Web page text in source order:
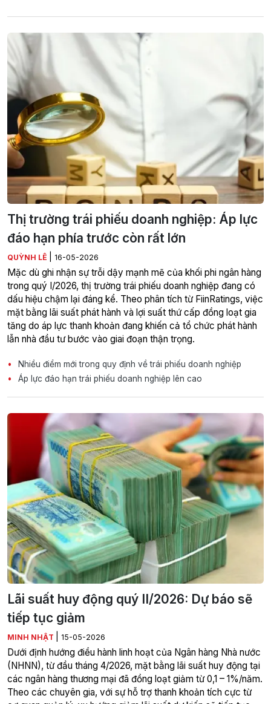
Thị trường trái phiếu doanh nghiệp: Áp lực
đáo hạn phía trước còn rất lớn
QUỲNH LÊ 16-05-2026
Mặc dù ghi nhận sự trỗi dậy mạnh mẽ của khối phi ngân hàng
trong quý I/2026, thị trường trái phiếu doanh nghiệp đang có
dấu hiệu chậm lại đáng kể. Theo phân tích từ FiinRatings, việc
mặt bằng lãi suất phát hành và lợi suất thứ cấp đồng loạt gia
tăng do áp lực thanh khoản đang khiến cả tổ chức phát hành
lẫn nhà đầu tư bước vào giai đoạn thận trọng.
Nhiều điểm mới trong quy định về trái phiếu doanh nghiệp
Áp lực đáo hạn trái phiếu doanh nghiệp lên cao
Lãi suất huy động quý II/2026: Dự báo sẽ
tiếp tục giảm
MINH NHẬT 15-05-2026
Dưới định hướng điều hành linh hoạt của Ngân hàng Nhà nước
(NHNN), từ đầu tháng 4/2026, mặt bằng lãi suất huy động tại
các ngân hàng thương mại đã đồng loạt giảm từ 0,1 – 1%/năm.
Theo các chuyên gia, với sự hỗ trợ thanh khoản tích cực từ